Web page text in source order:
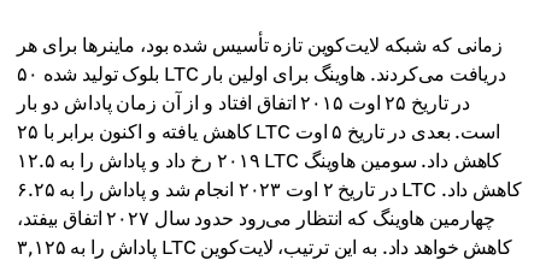
زمانی که شبکه لایت‌کوین تازه تأسیس شده بود، ماینرها برای هر
بلوک تولید شده ۵۰ LTC دریافت می‌کردند. هاوینگ برای اولین بار
در تاریخ ۲۵ اوت ۲۰۱۵ اتفاق افتاد و از آن زمان پاداش دو بار
کاهش یافته و اکنون برابر با ۲۵ LTC است. بعدی در تاریخ ۵ اوت
۲۰۱۹ رخ داد و پاداش را به ۱۲.۵ LTC کاهش داد. سومین هاوینگ
در تاریخ ۲ اوت ۲۰۲۳ انجام شد و پاداش را به ۶.۲۵ LTC کاهش داد.
چهارمین هاوینگ که انتظار می‌رود حدود سال ۲۰۲۷ اتفاق بیفتد،
پاداش را به ۳,۱۲۵ LTC کاهش خواهد داد. به این ترتیب، لایت‌کوین